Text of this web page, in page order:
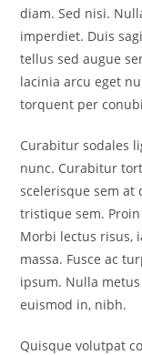
diam. Sed nisi.
imperdiet. Duis
tellus sed augue
lacinia arcu eget
torquent per
Curabitur sodales
nunc. Curabitur
scelerisque sem at
tristique sem.
Morbi lectus risus,
massa. Fusce ac
ipsum. Nulla
euismod in, nibh.
Quisque volutpat